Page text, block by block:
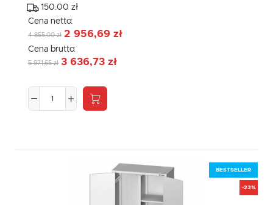
150.00 zł
Cena netto:
4 855,00 zł 2 956,69 zł
Cena brutto:
5 971,65 zł 3 636,73 zł
BESTSELLER
-23%